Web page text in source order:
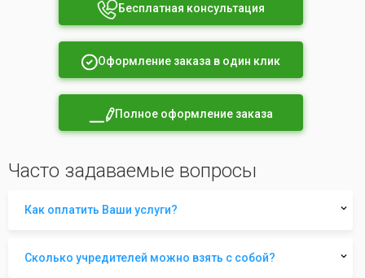
Бесплатная консультация
Оформление заказа в один клик
Полное оформление заказа
Часто задаваемые вопросы
Как оплатить Ваши услуги?
Сколько учредителей можно взять с собой?